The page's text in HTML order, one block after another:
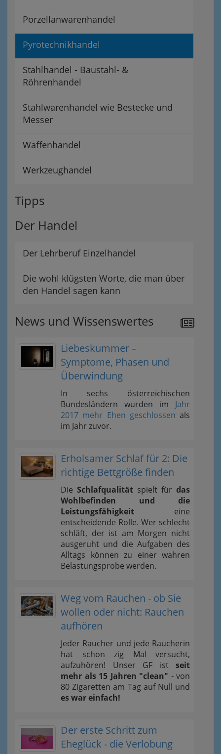
Porzellanwarenhandel
Pyrotechnikhandel
Stahlhandel - Baustahl- &
Röhrenhandel
Stahlwarenhandel wie Bestecke und
Messer
Waffenhandel
Werkzeughandel
Tipps
Der Handel
Der Lehrberuf Einzelhandel
Die wohl klügsten Worte, die man über
den Handel sagen kann
News und Wissenswertes
Liebeskummer –
Symptome, Phasen und
Überwindung
In sechs österreichischen
Bundesländern wurden im Jahr
2017 mehr Ehen geschlossen als
im Jahr zuvor.
Erholsamer Schlaf für 2: Die
richtige Bettgröße finden
Die Schlafqualität spielt für das
Wohlbefinden und die
Leistungsfähigkeit eine
entscheidende Rolle. Wer schlecht
schläft, der ist am Morgen nicht
ausgeruht und die Aufgaben des
Alltags können zu einer wahren
Belastungsprobe werden.
Weg vom Rauchen - ob Sie
wollen oder nicht: Rauchen
aufhören
Jeder Raucher und jede Raucherin
hat schon zig Mal versucht,
aufzuhören! Unser GF ist seit
mehr als 15 Jahren "clean" - von
80 Zigaretten am Tag auf Null und
es war einfach!
Der erste Schritt zum
Eheglück - die Verlobung